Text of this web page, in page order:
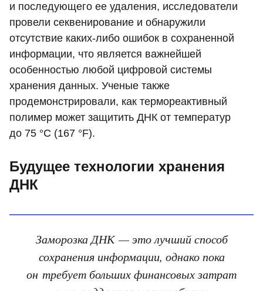
и последующего ее удаления, исследователи
провели секвенирование и обнаружили
отсутствие каких-либо ошибок в сохраненной
информации, что является важнейшей
особенностью любой цифровой системы
хранения данных. Ученые также
продемонстрировали, как термореактивный
полимер может защитить ДНК от температур
до 75 °C (167 °F).
Будущее технологии хранения
ДНК
Заморозка ДНК — это лучший способ
сохранения информации, однако пока
он требует больших финансовых затрат